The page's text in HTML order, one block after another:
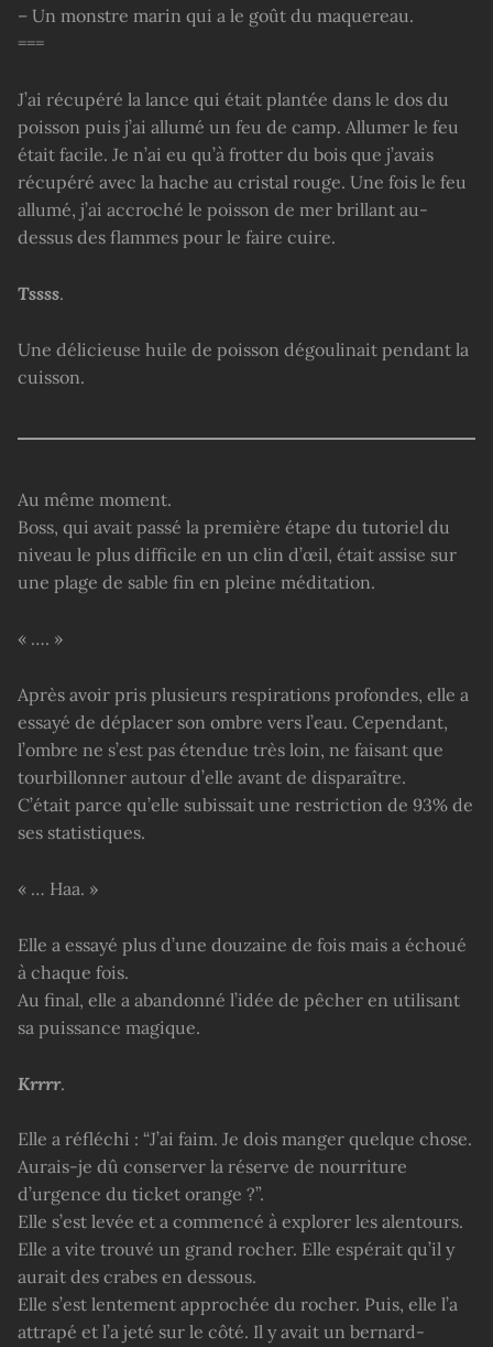
– Un monstre marin qui a le goût du maquereau.
===
J’ai récupéré la lance qui était plantée dans le dos du
poisson puis j’ai allumé un feu de camp. Allumer le feu
était facile. Je n’ai eu qu’à frotter du bois que j’avais
récupéré avec la hache au cristal rouge. Une fois le feu
allumé, j’ai accroché le poisson de mer brillant au-
dessus des flammes pour le faire cuire.
Tssss.
Une délicieuse huile de poisson dégoulinait pendant la
cuisson.
Au même moment.
Boss, qui avait passé la première étape du tutoriel du
niveau le plus difficile en un clin d’œil, était assise sur
une plage de sable fin en pleine méditation.
« …. »
Après avoir pris plusieurs respirations profondes, elle a
essayé de déplacer son ombre vers l’eau. Cependant,
l’ombre ne s’est pas étendue très loin, ne faisant que
tourbillonner autour d’elle avant de disparaître.
C’était parce qu’elle subissait une restriction de 93% de
ses statistiques.
« … Haa. »
Elle a essayé plus d’une douzaine de fois mais a échoué
à chaque fois.
Au final, elle a abandonné l’idée de pêcher en utilisant
sa puissance magique.
Krrrr.
Elle a réfléchi : “J’ai faim. Je dois manger quelque chose.
Aurais-je dû conserver la réserve de nourriture
d’urgence du ticket orange ?”.
Elle s’est levée et a commencé à explorer les alentours.
Elle a vite trouvé un grand rocher. Elle espérait qu’il y
aurait des crabes en dessous.
Elle s’est lentement approchée du rocher. Puis, elle l’a
attrapé et l’a jeté sur le côté. Il y avait un bernard-